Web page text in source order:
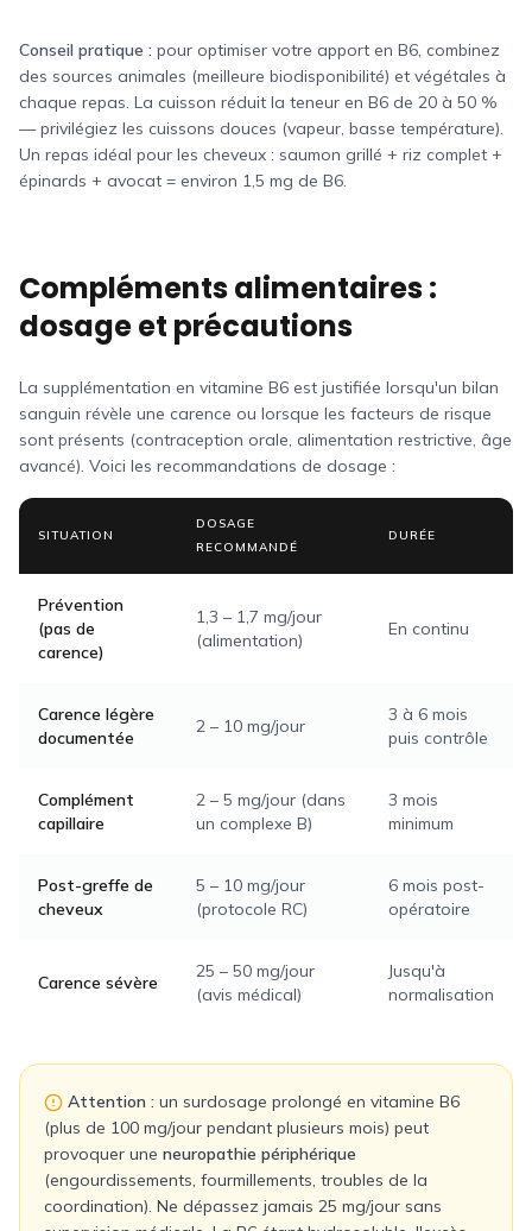
Conseil pratique : pour optimiser votre apport en B6, combinez
des sources animales (meilleure biodisponibilité) et végétales à
chaque repas. La cuisson réduit la teneur en B6 de 20 à 50 %
— privilégiez les cuissons douces (vapeur, basse température).
Un repas idéal pour les cheveux : saumon grillé + riz complet +
épinards + avocat = environ 1,5 mg de B6.
Compléments alimentaires :
dosage et précautions
La supplémentation en vitamine B6 est justifiée lorsqu'un bilan
sanguin révèle une carence ou lorsque les facteurs de risque
sont présents (contraception orale, alimentation restrictive, âge
avancé). Voici les recommandations de dosage :
SITUATION
DOSAGE
RECOMMANDÉ
DURÉE
Prévention
(pas de
carence)
1,3 – 1,7 mg/jour
(alimentation)
En continu
Carence légère
documentée
2 – 10 mg/jour
3 à 6 mois
puis contrôle
Complément
capillaire
2 – 5 mg/jour (dans
un complexe B)
3 mois
minimum
Post-greffe de
cheveux
5 – 10 mg/jour
(protocole RC)
6 mois post-
opératoire
Carence sévère
25 – 50 mg/jour
(avis médical)
Jusqu'à
normalisation
Attention : un surdosage prolongé en vitamine B6
(plus de 100 mg/jour pendant plusieurs mois) peut
provoquer une neuropathie périphérique
(engourdissements, fourmillements, troubles de la
coordination). Ne dépassez jamais 25 mg/jour sans